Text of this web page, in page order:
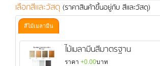
เลือกสีและวัสดุ (ราคาสินค้าขึ้นอยู่กับ สีและวัสดุ)
สีไม้เมลามีน
ไม้เมลามีนสีมาตรฐาน
ราคา+0.00บาท